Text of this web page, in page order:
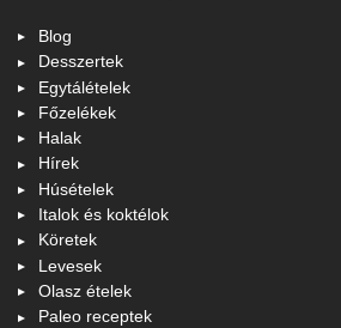
Blog
Desszertek
Egytálételek
Főzelékek
Halak
Hírek
Húsételek
Italok és koktélok
Köretek
Levesek
Olasz ételek
Paleo receptek